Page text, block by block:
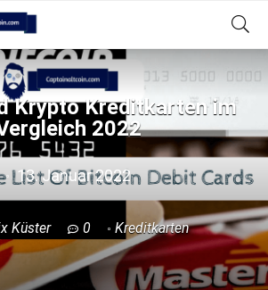
Krypto Kreditkarten im
2022
13. Januar 2022
Küster 0 Kreditkarten